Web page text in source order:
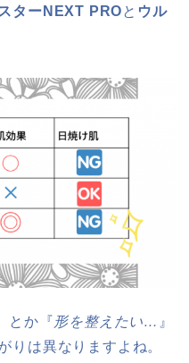
ターNEXT PROと ウル
とか『形を整えたい… 』
りは異なりますよね。